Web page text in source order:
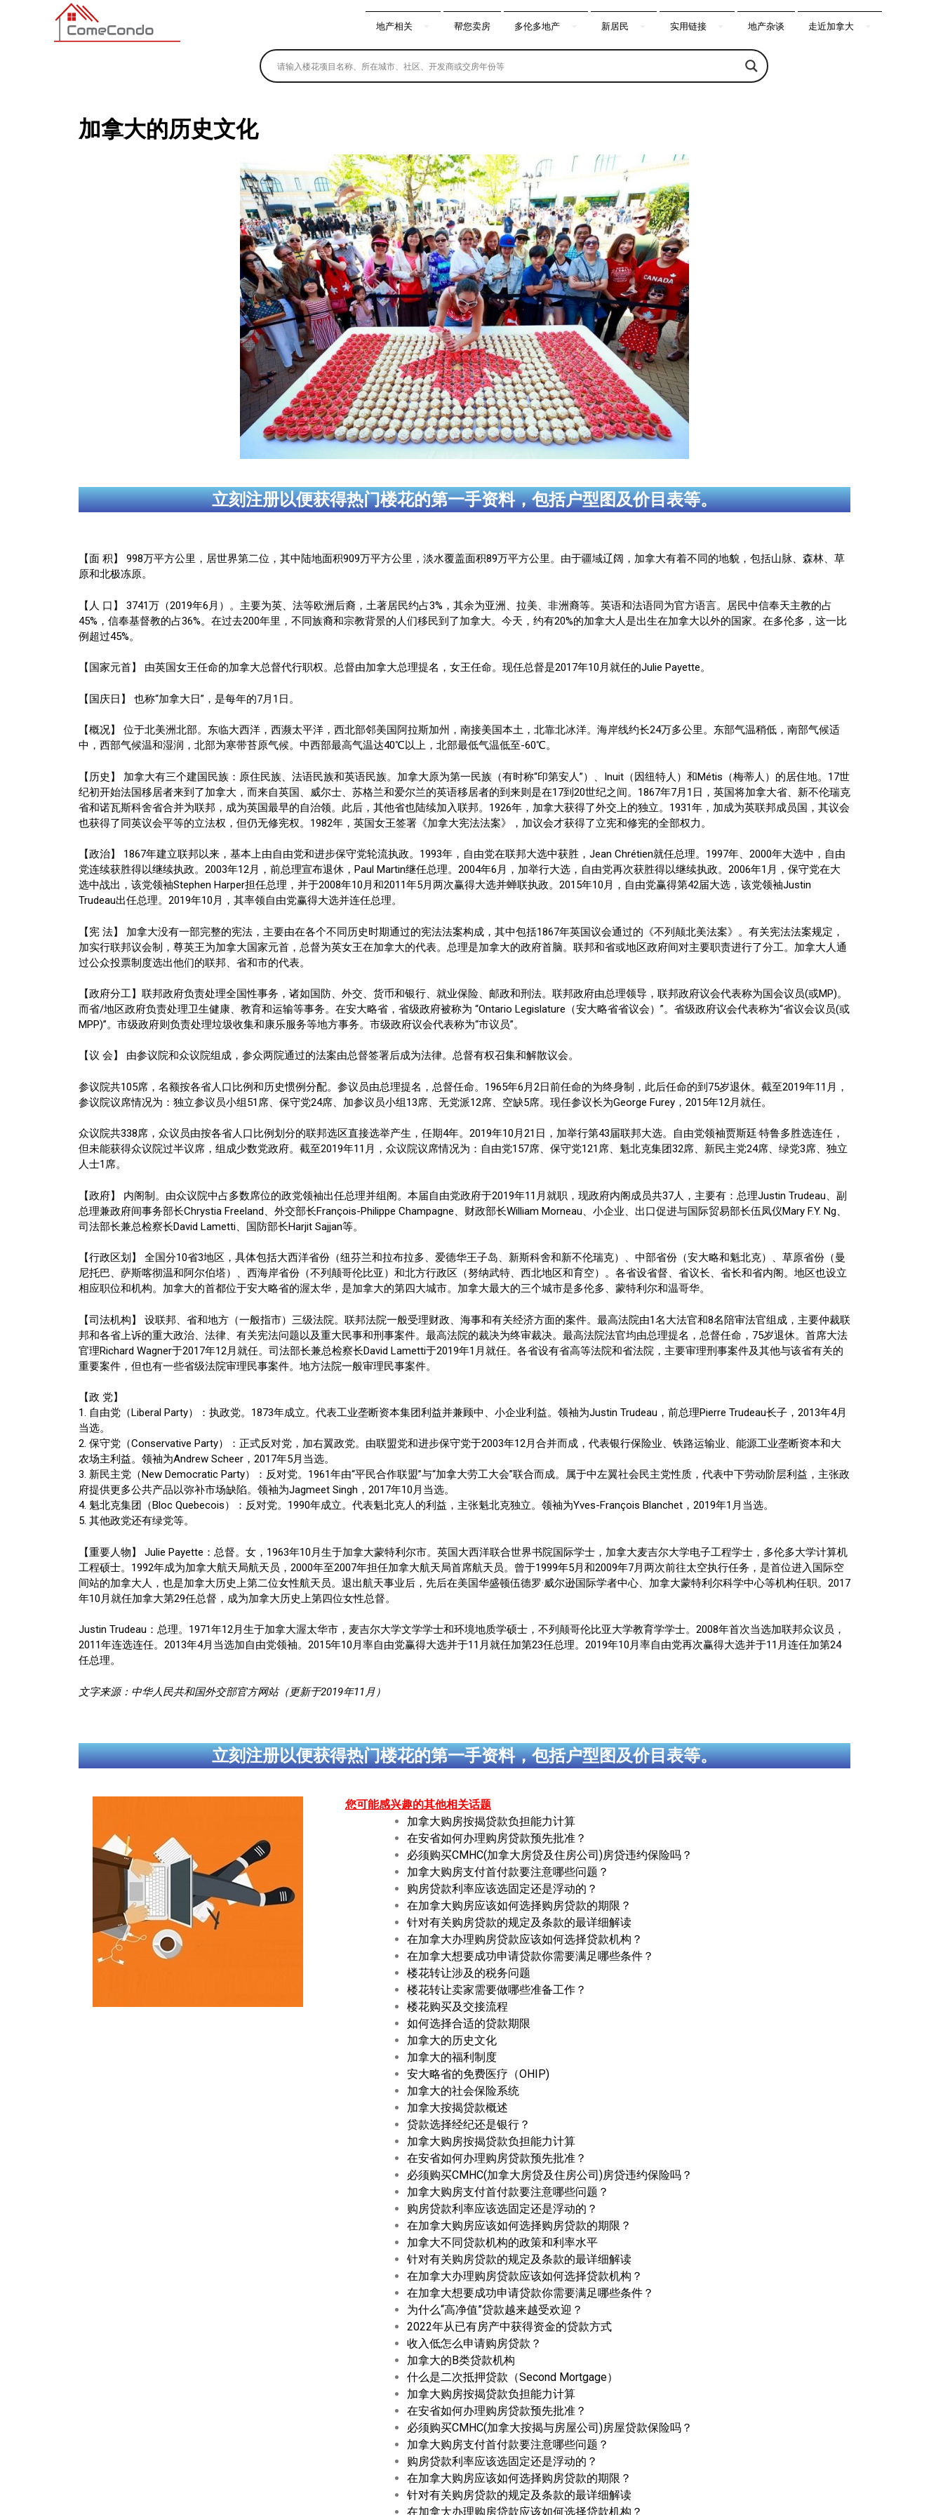
多伦多最新最全的楼花搜索引擎
地产相关 帮您卖房 多伦多地产 新居民 实用链接 地产杂谈 走近加拿大
加拿大的历史文化
立刻注册以便获得热门楼花的第一手资料，包括户型图及价目表等。
【面 积】 998万平方公里，居世界第二位，其中陆地面积909万平方公里，淡水覆盖面积89万平方公里。由于疆域辽阔，加拿大有着不同的地貌，包括山脉、森林、草
原和北极冻原。
【人 口】 3741万（2019年6月）。主要为英、法等欧洲后裔，土著居民约占3%，其余为亚洲、拉美、非洲裔等。英语和法语同为官方语言。居民中信奉天主教的占
45%，信奉基督教的占36%。在过去200年里，不同族裔和宗教背景的人们移民到了加拿大。今天，约有20%的加拿大人是出生在加拿大以外的国家。在多伦多，这一比
例超过45%。
【国家元首】 由英国女王任命的加拿大总督代行职权。总督由加拿大总理提名，女王任命。现任总督是2017年10月就任的Julie Payette。
【国庆日】 也称“加拿大日”，是每年的7月1日。
【概况】 位于北美洲北部。东临大西洋，西濒太平洋，西北部邻美国阿拉斯加州，南接美国本土，北靠北冰洋。海岸线约长24万多公里。东部气温稍低，南部气候适
中，西部气候温和湿润，北部为寒带苔原气候。中西部最高气温达40℃以上，北部最低气温低至-60℃。
【历史】 加拿大有三个建国民族：原住民族、法语民族和英语民族。加拿大原为第一民族（有时称“印第安人”）、Inuit（因纽特人）和Métis（梅蒂人）的居住地。17世
纪初开始法国移居者来到了加拿大，而来自英国、威尔士、苏格兰和爱尔兰的英语移居者的到来则是在17到20世纪之间。1867年7月1日，英国将加拿大省、新不伦瑞克
省和诺瓦斯科舍省合并为联邦，成为英国最早的自治领。此后，其他省也陆续加入联邦。1926年，加拿大获得了外交上的独立。1931年，加成为英联邦成员国，其议会
也获得了同英议会平等的立法权，但仍无修宪权。1982年，英国女王签署《加拿大宪法法案》，加议会才获得了立宪和修宪的全部权力。
【政治】 1867年建立联邦以来，基本上由自由党和进步保守党轮流执政。1993年，自由党在联邦大选中获胜，Jean Chrétien就任总理。1997年、2000年大选中，自由
党连续获胜得以继续执政。2003年12月，前总理宣布退休，Paul Martin继任总理。2004年6月，加举行大选，自由党再次获胜得以继续执政。2006年1月，保守党在大
选中战出，该党领袖Stephen Harper担任总理，并于2008年10月和2011年5月两次赢得大选并蝉联执政。2015年10月，自由党赢得第42届大选，该党领袖Justin
Trudeau出任总理。2019年10月，其率领自由党赢得大选并连任总理。
【宪 法】 加拿大没有一部完整的宪法，主要由在各个不同历史时期通过的宪法法案构成，其中包括1867年英国议会通过的《不列颠北美法案》。有关宪法法案规定，
加实行联邦议会制，尊英王为加拿大国家元首，总督为英女王在加拿大的代表。总理是加拿大的政府首脑。联邦和省或地区政府间对主要职责进行了分工。加拿大人通
过公众投票制度选出他们的联邦、省和市的代表。
【政府分工】联邦政府负责处理全国性事务，诸如国防、外交、货币和银行、就业保险、邮政和刑法。联邦政府由总理领导，联邦政府议会代表称为国会议员(或MP)。
而省/地区政府负责处理卫生健康、教育和运输等事务。在安大略省，省级政府被称为 “Ontario Legislature（安大略省省议会）”。省级政府议会代表称为“省议会议员(或
MPP)”。市级政府则负责处理垃圾收集和康乐服务等地方事务。市级政府议会代表称为“市议员”。
【议 会】 由参议院和众议院组成，参众两院通过的法案由总督签署后成为法律。总督有权召集和解散议会。
参议院共105席，名额按各省人口比例和历史惯例分配。参议员由总理提名，总督任命。1965年6月2日前任命的为终身制，此后任命的到75岁退休。截至2019年11月，
参议院议席情况为：独立参议员小组51席、保守党24席、加参议员小组13席、无党派12席、空缺5席。现任参议长为George Furey，2015年12月就任。
众议院共338席，众议员由按各省人口比例划分的联邦选区直接选举产生，任期4年。2019年10月21日，加举行第43届联邦大选。自由党领袖贾斯廷·特鲁多胜选连任，
但未能获得众议院过半议席，组成少数党政府。截至2019年11月，众议院议席情况为：自由党157席、保守党121席、魁北克集团32席、新民主党24席、绿党3席、独立
人士1席。
【政府】 内阁制。由众议院中占多数席位的政党领袖出任总理并组阁。本届自由党政府于2019年11月就职，现政府内阁成员共37人，主要有：总理Justin Trudeau、副
总理兼政府间事务部长Chrystia Freeland、外交部长François-Philippe Champagne、财政部长William Morneau、小企业、出口促进与国际贸易部长伍凤仪Mary F.Y. Ng、
司法部长兼总检察长David Lametti、国防部长Harjit Sajjan等。
【行政区划】 全国分10省3地区，具体包括大西洋省份（纽芬兰和拉布拉多、爱德华王子岛、新斯科舍和新不伦瑞克）、中部省份（安大略和魁北克）、草原省份（曼
尼托巴、萨斯喀彻温和阿尔伯塔）、西海岸省份（不列颠哥伦比亚）和北方行政区（努纳武特、西北地区和育空）。各省设省督、省议长、省长和省内阁。地区也设立
相应职位和机构。加拿大的首都位于安大略省的渥太华，是加拿大的第四大城市。加拿大最大的三个城市是多伦多、蒙特利尔和温哥华。
【司法机构】 设联邦、省和地方（一般指市）三级法院。联邦法院一般受理财政、海事和有关经济方面的案件。最高法院由1名大法官和8名陪审法官组成，主要仲裁联
邦和各省上诉的重大政治、法律、有关宪法问题以及重大民事和刑事案件。最高法院的裁决为终审裁决。最高法院法官均由总理提名，总督任命，75岁退休。首席大法
官理Richard Wagner于2017年12月就任。司法部长兼总检察长David Lametti于2019年1月就任。各省设有省高等法院和省法院，主要审理刑事案件及其他与该省有关的
重要案件，但也有一些省级法院审理民事案件。地方法院一般审理民事案件。
【政 党】
1. 自由党（Liberal Party）：执政党。1873年成立。代表工业垄断资本集团利益并兼顾中、小企业利益。领袖为Justin Trudeau，前总理Pierre Trudeau长子，2013年4月
当选。
2. 保守党（Conservative Party）：正式反对党，加右翼政党。由联盟党和进步保守党于2003年12月合并而成，代表银行保险业、铁路运输业、能源工业垄断资本和大
农场主利益。领袖为Andrew Scheer，2017年5月当选。
3. 新民主党（New Democratic Party）：反对党。1961年由“平民合作联盟”与“加拿大劳工大会”联合而成。属于中左翼社会民主党性质，代表中下劳动阶层利益，主张政
府提供更多公共产品以弥补市场缺陷。领袖为Jagmeet Singh，2017年10月当选。
4. 魁北克集团（Bloc Quebecois）：反对党。1990年成立。代表魁北克人的利益，主张魁北克独立。领袖为Yves-François Blanchet，2019年1月当选。
5. 其他政党还有绿党等。
【重要人物】 Julie Payette：总督。女，1963年10月生于加拿大蒙特利尔市。英国大西洋联合世界书院国际学士，加拿大麦吉尔大学电子工程学士，多伦多大学计算机
工程硕士。1992年成为加拿大航天局航天员，2000年至2007年担任加拿大航天局首席航天员。曾于1999年5月和2009年7月两次前往太空执行任务，是首位进入国际空
间站的加拿大人，也是加拿大历史上第二位女性航天员。退出航天事业后，先后在美国华盛顿伍德罗·威尔逊国际学者中心、加拿大蒙特利尔科学中心等机构任职。2017
年10月就任加拿大第29任总督，成为加拿大历史上第四位女性总督。
Justin Trudeau：总理。1971年12月生于加拿大渥太华市，麦吉尔大学文学学士和环境地质学硕士，不列颠哥伦比亚大学教育学学士。2008年首次当选加联邦众议员，
2011年连选连任。2013年4月当选加自由党领袖。2015年10月率自由党赢得大选并于11月就任加第23任总理。2019年10月率自由党再次赢得大选并于11月连任加第24
任总理。
文字来源：中华人民共和国外交部官方网站（更新于2019年11月）
立刻注册以便获得热门楼花的第一手资料，包括户型图及价目表等。
您可能感兴趣的其他相关话题
加拿大购房按揭贷款负担能力计算
在安省如何办理购房贷款预先批准？
必须购买CMHC(加拿大房贷及住房公司)房贷违约保险吗？
加拿大购房支付首付款要注意哪些问题？
购房贷款利率应该选固定还是浮动的？
在加拿大购房应该如何选择购房贷款的期限？
针对有关购房贷款的规定及条款的最详细解读
在加拿大办理购房贷款应该如何选择贷款机构？
在加拿大想要成功申请贷款你需要满足哪些条件？
楼花转让涉及的税务问题
楼花转让卖家需要做哪些准备工作？
楼花购买及交接流程
如何选择合适的贷款期限
加拿大的历史文化
加拿大的福利制度
安大略省的免费医疗（OHIP)
加拿大的社会保险系统
加拿大按揭贷款概述
贷款选择经纪还是银行？
加拿大购房按揭贷款负担能力计算
在安省如何办理购房贷款预先批准？
必须购买CMHC(加拿大房贷及住房公司)房贷违约保险吗？
加拿大购房支付首付款要注意哪些问题？
购房贷款利率应该选固定还是浮动的？
在加拿大购房应该如何选择购房贷款的期限？
加拿大不同贷款机构的政策和利率水平
针对有关购房贷款的规定及条款的最详细解读
在加拿大办理购房贷款应该如何选择贷款机构？
在加拿大想要成功申请贷款你需要满足哪些条件？
为什么“高净值”贷款越来越受欢迎？
2022年从已有房产中获得资金的贷款方式
收入低怎么申请购房贷款？
加拿大的B类贷款机构
什么是二次抵押贷款（Second Mortgage）
加拿大购房按揭贷款负担能力计算
在安省如何办理购房贷款预先批准？
必须购买CMHC(加拿大按揭与房屋公司)房屋贷款保险吗？
加拿大购房支付首付款要注意哪些问题？
购房贷款利率应该选固定还是浮动的？
在加拿大购房应该如何选择购房贷款的期限？
针对有关购房贷款的规定及条款的最详细解读
在加拿大办理购房贷款应该如何选择贷款机构？